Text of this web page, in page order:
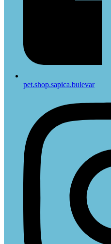
pet.shop.sapica.bulevar